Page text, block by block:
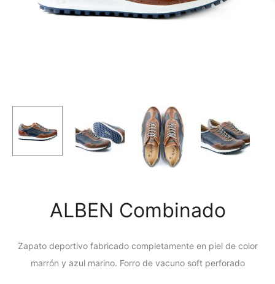
ALBEN Combinado
Zapato deportivo fabricado completamente en piel de color
marrón y azul marino. Forro de vacuno soft perforado